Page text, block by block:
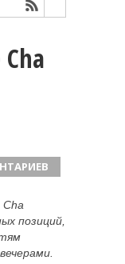
позиций,